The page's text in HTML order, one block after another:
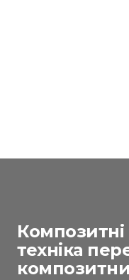
Композитні
техніка